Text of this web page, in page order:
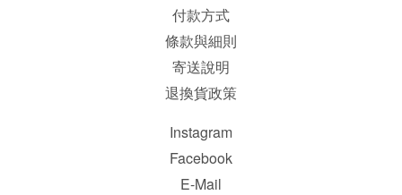
付款方式
條款與細則
寄送說明
退換貨政策
Instagram
Facebook
E-Mail